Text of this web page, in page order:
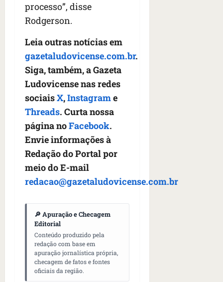
processo”, disse
Rodgerson.
Leia outras notícias em
gazetaludovicense.com.br.
Siga, também, a Gazeta
Ludovicense nas redes
sociaisX,Instagrame
Threads. Curta nossa
página noFacebook.
Envie informações à
Redação do Portal por
meio do E-mail
redacao@gazetaludovicense.com.br
🔎 Apuração e Checagem
Editorial
Conteúdo produzido pela
redação com base em
apuração jornalística própria,
checagem de fatos e fontes
oficiais da região.